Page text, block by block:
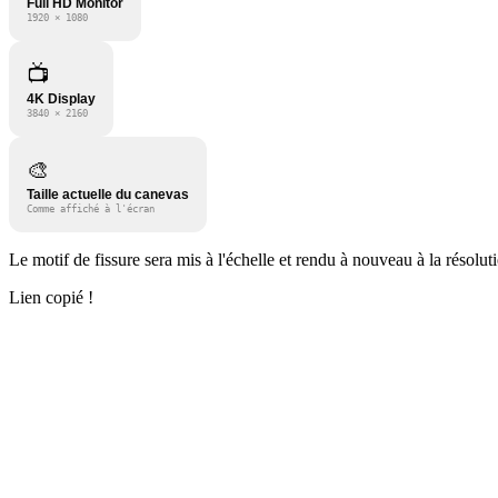
1920 × 1080
📺
4K Display
3840 × 2160
🎨
Taille actuelle du canevas
Comme affiché à l'écran
Le motif de fissure sera mis à l'échelle et rendu à nouveau à la
Lien copié !